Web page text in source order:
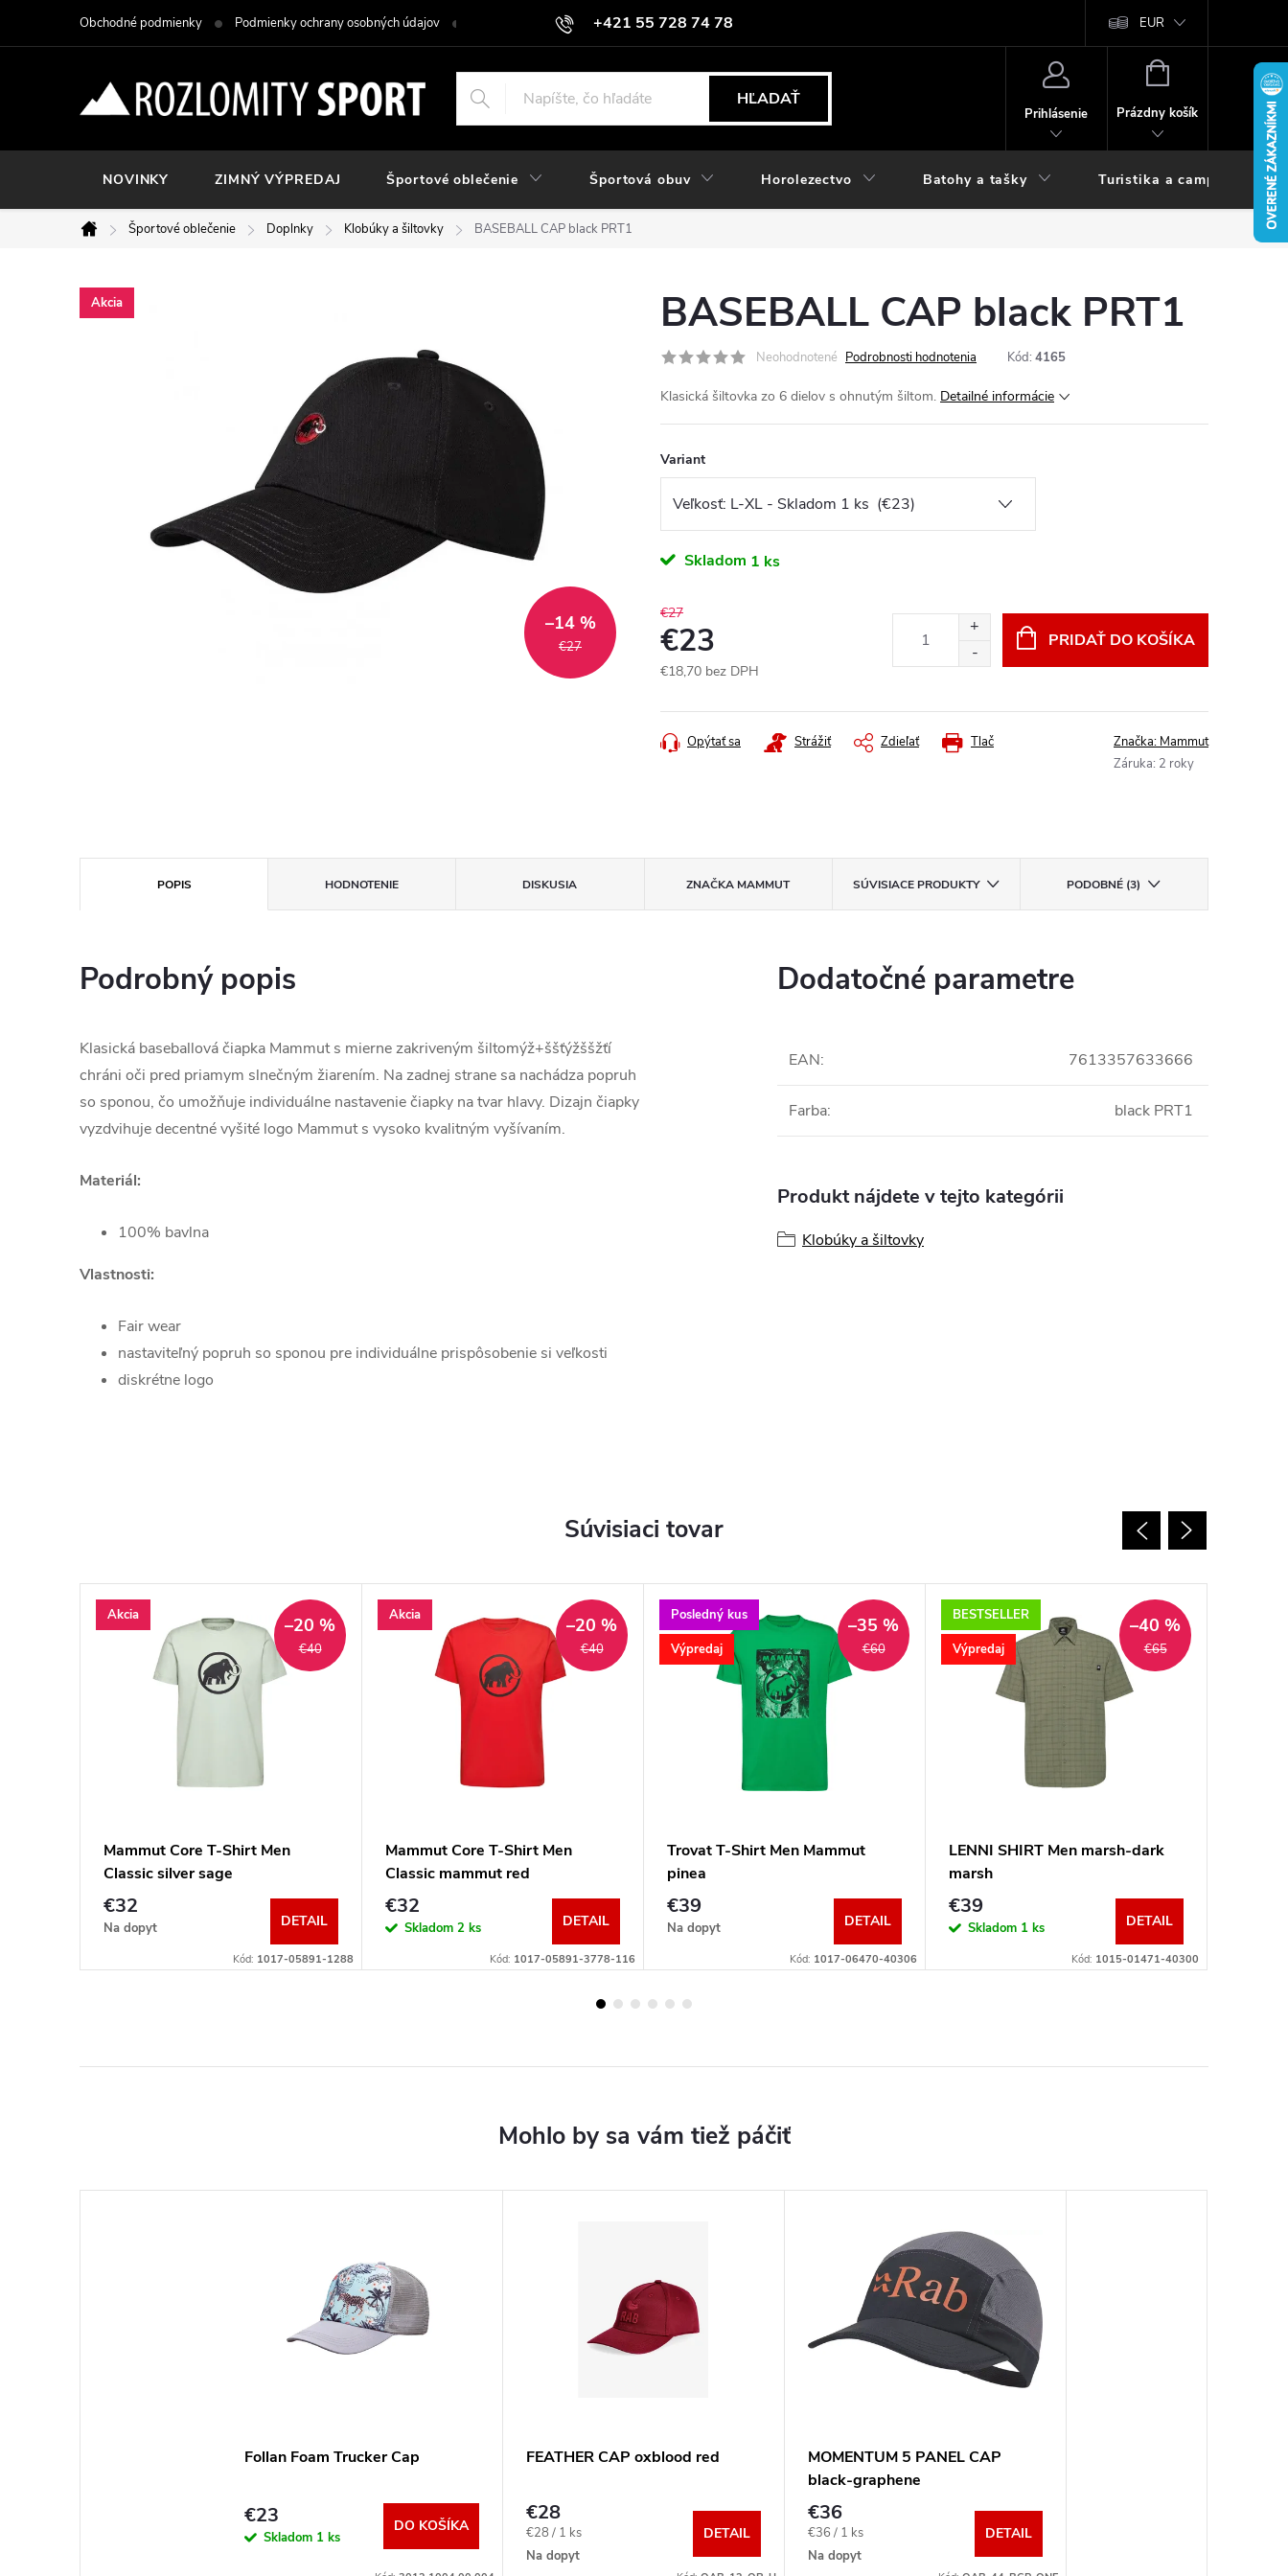
+421 55 728 74 78
objednavky@rozlomitysport.sk
Obchodné podmienky Podmienky ochrany osobných údajov Kontakt Hodnotenie obchodu EUR
HĽADAŤ
Prihlásenie
NÁKUPNÝ
Prázdny košík
NOVINKY ZIMNÝ VÝPREDAJ Športové oblečenie Športová obuv Horolezectvo Batohy a tašky Turistika a camping
Domov
Športové oblečenie Doplnky Klobúky a šiltovky BASEBALL CAP black PRT1
Akcia
€27
–14 %
BASEBALL CAP black PRT1
Neohodnotené Podrobnosti hodnotenia Kód: 4165
Klasická šiltovka zo 6 dielov s ohnutým šiltom. Detailné informácie
Variant
Skladom 1 ks
€27
€23
€18,70 bez DPH
cena:
PRIDAŤ DO KOŠÍKA
Tlač
Opýtať sa Strážiť Zdieľať Značka: Mammut
Záruka: 2 roky
POPIS HODNOTENIE DISKUSIA ZNAČKA MAMMUT SÚVISIACE PRODUKTY PODOBNÉ (3)
Podrobný popis
Klasická baseballová čiapka Mammut s mierne zakriveným šiltomýž+ššťýžššžťí
chráni oči pred priamym slnečným žiarením. Na zadnej strane sa nachádza popruh
so sponou, čo umožňuje individuálne nastavenie čiapky na tvar hlavy. Dizajn čiapky
vyzdvihuje decentné vyšité logo Mammut s vysoko kvalitným vyšívaním.
Materiál:
100% bavlna
Vlastnosti:
Fair wear
nastaviteľný popruh so sponou pre individuálne prispôsobenie si veľkosti
diskrétne logo
Dodatočné parametre
EAN: 7613357633666
Farba: black PRT1
Produkt nájdete v tejto kategórii
Klobúky a šiltovky
Súvisiaci tovar
Akcia
€40
–20 %
Mammut Core T-Shirt Men
Classic silver sage
€32
Na dopyt DETAIL
Kód: 1017-05891-1288
Akcia
€40
–20 %
Mammut Core T-Shirt Men
Classic mammut red
€32
Skladom 2 ks DETAIL
Kód: 1017-05891-3778-116
Posledný kus
Výpredaj
€60
–35 %
Trovat T-Shirt Men Mammut
pinea
€39
Na dopyt DETAIL
Kód: 1017-06470-40306
BESTSELLER
Výpredaj
€65
–40 %
LENNI SHIRT Men marsh-dark
marsh
€39
Skladom 1 ks DETAIL
Kód: 1015-01471-40300
Follan Foam Trucker Cap
€23
Skladom 1 ks
DO KOŠÍKA
FEATHER CAP oxblood red
€28
Jednotková
cena:
€28 / 1 ks
Na dopyt
DETAIL
MOMENTUM 5 PANEL CAP
black-graphene
€36
Jednotková
cena:
€36 / 1 ks
Na dopyt
DETAIL